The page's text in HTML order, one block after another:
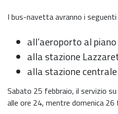
I bus-navetta avranno i
all’aeroporto al
alla stazione
alla stazione
Sabato 25 febbraio, il servizio
alle ore 24, mentre domenica 26